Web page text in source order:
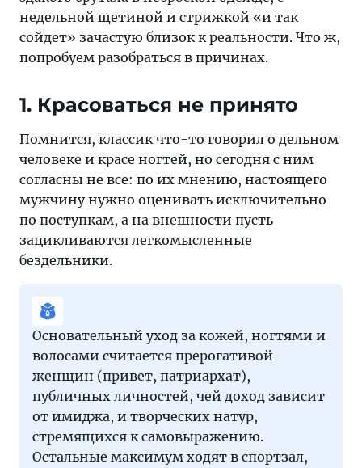
мира
туризма.
Яркий
отдых
именно
на
«Тонкостях
туризма».
недельной щетиной и стрижкой «и так
сойдет» зачастую близок к реальности. Что ж,
попробуем разобраться в причинах.
1. Красоваться не принято
Помнится, классик что-то говорил о дельном
человеке и красе ногтей, но сегодня с ним
согласны не все: по их мнению, настоящего
мужчину нужно оценивать исключительно
по поступкам, а на внешности пусть
зацикливаются легкомысленные
бездельники.
Основательный уход за кожей, ногтями и
волосами считается прерогативой
женщин (привет, патриархат),
публичных личностей, чей доход зависит
от имиджа, и творческих натур,
стремящихся к самовыражению.
Остальные максимум ходят в спортзал,